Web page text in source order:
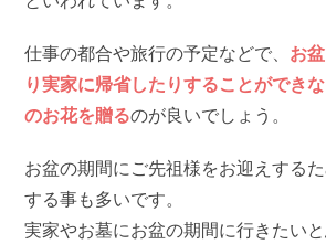
仕事の都合や旅行の予定などで、 お
り実家に帰省したりすることができ
のお花を贈るのが良いでしょう。
お盆の期間にご先祖様をお迎えする
する事も多いです。
実家やお墓にお盆の期間に行きたい